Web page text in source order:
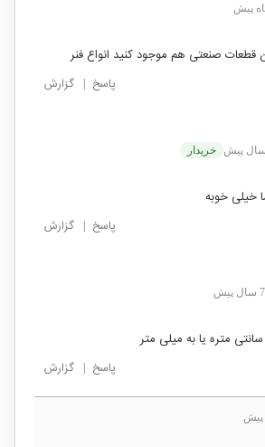
قطعات صنعتی هم موجود کنید انواع فنر
پاسخ | گزارش
خریدار
خیلی خوبه
پاسخ | گزارش
7 سال پیش
متره یا به میلی متر
پاسخ | گزارش